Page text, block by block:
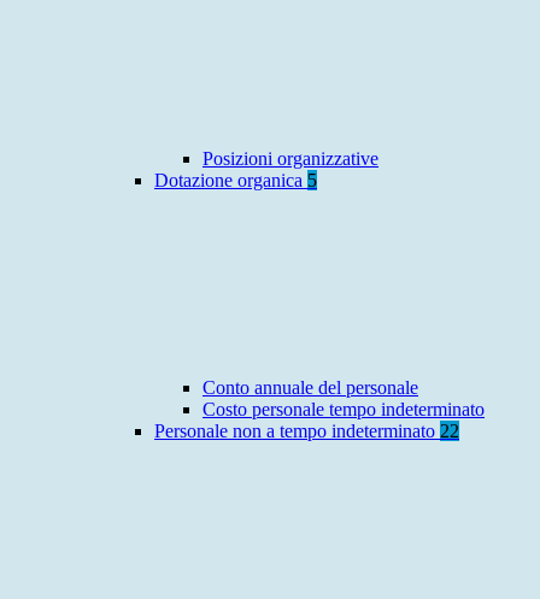
Posizioni organizzative
Dotazione organica 5
Conto annuale del personale
Costo personale tempo indeterminato
Personale non a tempo indeterminato 22